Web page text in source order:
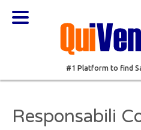
#1 Platform to find
Responsabili